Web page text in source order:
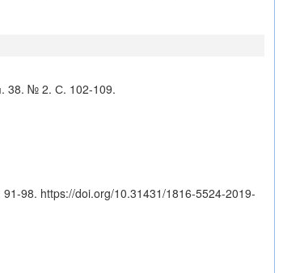
38. № 2. С. 102-109.
91-98. https://doi.org/10.31431/1816-5524-2019-